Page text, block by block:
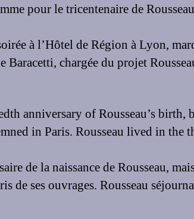
pour le tricentenaire de
à l’Hôtel de Région à Lyon,
Baracetti, chargée du projet
anniversary of Rousseau’s
in Paris. Rousseau lived in
de la naissance de Rousseau,
ses ouvrages. Rousseau